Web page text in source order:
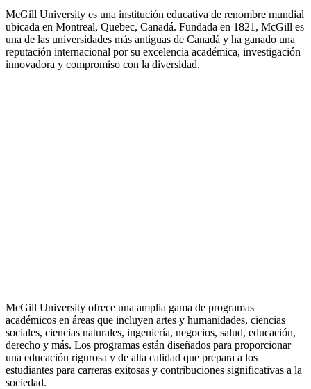
McGill University es una institución educativa de renombre mundial
ubicada en Montreal, Quebec, Canadá. Fundada en 1821, McGill es
una de las universidades más antiguas de Canadá y ha ganado una
reputación internacional por su excelencia académica, investigación
innovadora y compromiso con la diversidad.
McGill University ofrece una amplia gama de programas
académicos en áreas que incluyen artes y humanidades, ciencias
sociales, ciencias naturales, ingeniería, negocios, salud, educación,
derecho y más. Los programas están diseñados para proporcionar
una educación rigurosa y de alta calidad que prepara a los
estudiantes para carreras exitosas y contribuciones significativas a la
sociedad.